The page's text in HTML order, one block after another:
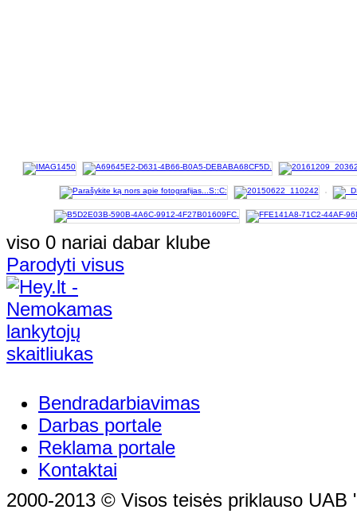
viso 0 nariai dabar klube
Parodyti visus
Bendradarbiavimas
Darbas portale
Reklama portale
Kontaktai
2000-2013 © Visos teisės priklauso UAB